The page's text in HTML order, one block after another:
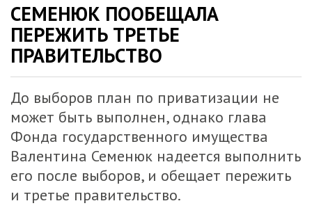
СЕМЕНЮК ПООБЕЩАЛА
ПЕРЕЖИТЬ ТРЕТЬЕ
ПРАВИТЕЛЬСТВО
До выборов план по приватизации не
может быть выполнен, однако глава
Фонда государственного имущества
Валентина Семенюк надеется выполнить
его после выборов, и обещает пережить
и третье правительство.